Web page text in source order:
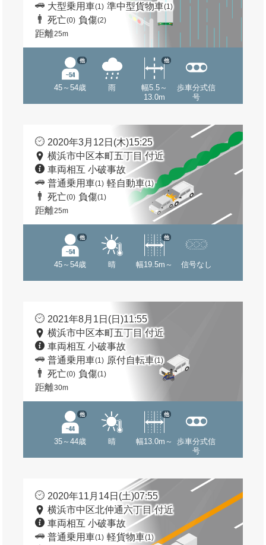
大型乗用車(1) 準中型貨物車(1)
死亡(0) 負傷(2)
距離25m
45～54歳
他
雨
幅5.5～
13.0m
他
歩車分式信
号
2020年3月12日(木)15:25
横浜市中区本町五丁目 付近
車両相互 小破事故
普通乗用車(1) 軽自動車(1)
死亡(0) 負傷(1)
距離25m
45～54歳
他
晴 幅19.5m～
他
信号なし
2021年8月1日(日)11:55
横浜市中区本町五丁目 付近
車両相互 小破事故
普通乗用車(1) 原付自転車(1)
死亡(0) 負傷(1)
距離30m
35～44歳
他
晴 幅13.0m～
他
歩車分式信
号
2020年11月14日(土)07:55
横浜市中区北仲通六丁目 付近
車両相互 小破事故
普通乗用車(1) 軽貨物車(1)